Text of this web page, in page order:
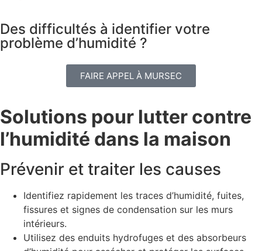
Des difficultés à identifier votre
problème d’humidité ?
FAIRE APPEL À MURSEC
Solutions pour lutter contre
l’humidité dans la maison
Prévenir et traiter les causes
Identifiez rapidement les traces d’humidité, fuites,
fissures et signes de condensation sur les murs
intérieurs.
Utilisez des enduits hydrofuges et des absorbeurs